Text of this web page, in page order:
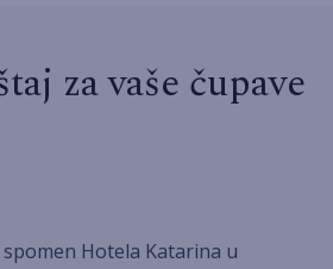
za vaše čupave
Hotela Katarina u